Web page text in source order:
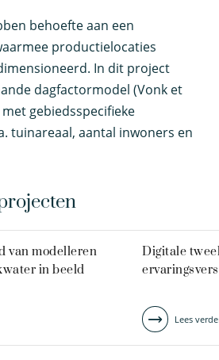
behoefte aan een
productielocaties
In dit project
dagfactormodel (Vonk et
gebiedsspecifieke
tuinareaal, aantal inwoners en
van modelleren
in beeld
Digitale
Lees